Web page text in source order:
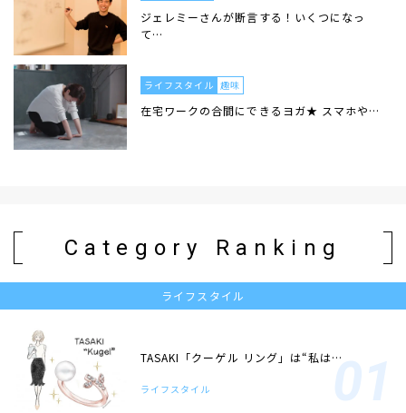
ジェレミーさんが断言する！いくつになっ
て…
ライフスタイル 趣味
在宅ワークの合間にできるヨガ★ スマホや…
Category Ranking
ライフスタイル
TASAKI「クーゲル リング」は“私は…
ライフスタイル